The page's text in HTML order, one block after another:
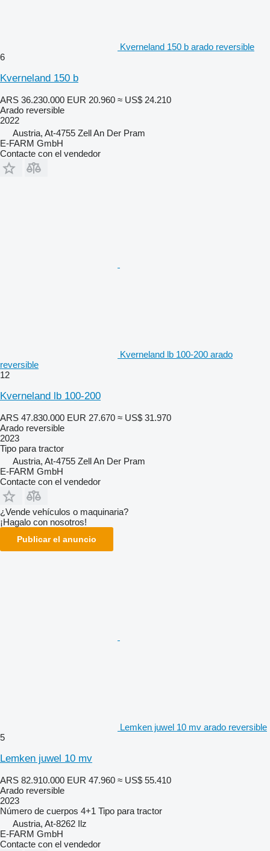
Kverneland 150 b arado reversible
6
Kverneland 150 b
ARS 36.230.000 EUR 20.960 ≈ US$ 24.210
Arado reversible
2022
Austria, At-4755 Zell An Der Pram
E-FARM GmbH
Contacte con el vendedor
Kverneland lb 100-200 arado
reversible
12
Kverneland lb 100-200
ARS 47.830.000 EUR 27.670 ≈ US$ 31.970
Arado reversible
2023
Tipo para tractor
Austria, At-4755 Zell An Der Pram
E-FARM GmbH
Contacte con el vendedor
¿Vende vehículos o maquinaria?
¡Hagalo con nosotros!
Publicar el anuncio
Lemken juwel 10 mv arado reversible
5
Lemken juwel 10 mv
ARS 82.910.000 EUR 47.960 ≈ US$ 55.410
Arado reversible
2023
Número de cuerpos 4+1 Tipo para tractor
Austria, At-8262 Ilz
E-FARM GmbH
Contacte con el vendedor